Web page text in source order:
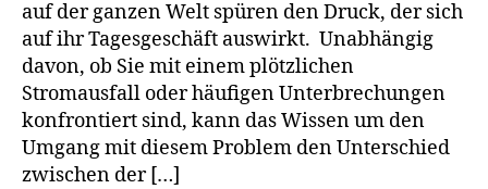
auf der ganzen Welt spüren den Druck, der sich
auf ihr Tagesgeschäft auswirkt. Unabhängig
davon, ob Sie mit einem plötzlichen
Stromausfall oder häufigen Unterbrechungen
konfrontiert sind, kann das Wissen um den
Umgang mit diesem Problem den Unterschied
zwischen der […]